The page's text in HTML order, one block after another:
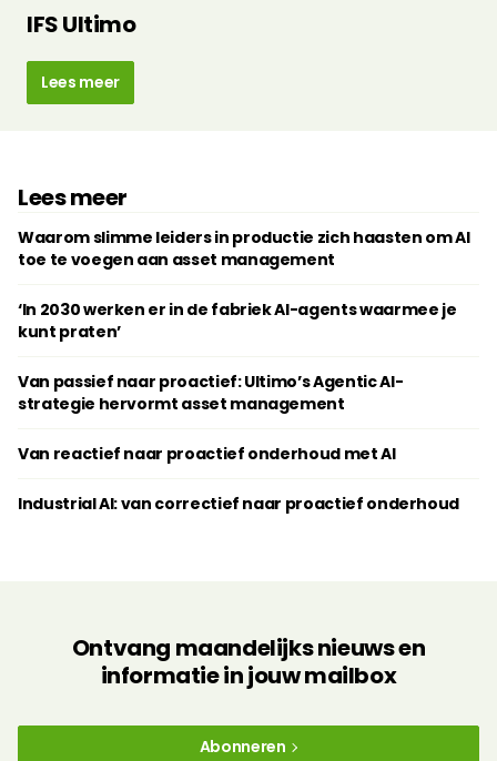
IFS Ultimo
Lees meer
Lees meer
Waarom slimme leiders in productie zich haasten om AI
toe te voegen aan asset management
‘In 2030 werken er in de fabriek AI-agents waarmee je
kunt praten’
Van passief naar proactief: Ultimo’s Agentic AI-
strategie hervormt asset management
Van reactief naar proactief onderhoud met AI
Industrial AI: van correctief naar proactief onderhoud
Ontvang maandelijks nieuws en
informatie in jouw mailbox
Abonneren